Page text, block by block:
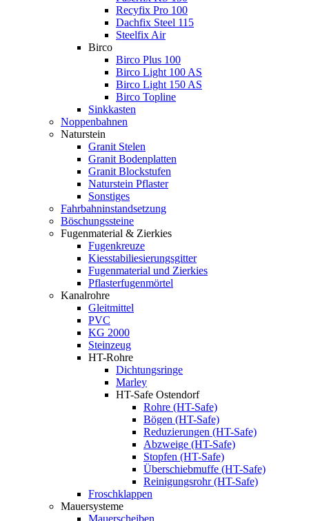
Recyfix Pro 100
Dachfix Steel 115
Steelfix Air
Birco
Birco Plus 100
Birco Light 100 AS
Birco Light 150 AS
Birco Topline
Sinkkasten
Noppenbahnen
Naturstein
Granit Stelen
Granit Bodenplatten
Granit Blockstufen
Naturstein Pflaster
Sonstiges
Fahrbahninstandsetzung
Böschungssteine
Fugenmaterial & Zierkies
Fugenkreuze
Kiesstabiliesierungsgitter
Fugenmaterial und Zierkies
Pflasterfugenmörtel
Kanalrohre
Gleitmittel
PVC
KG 2000
Steinzeug
HT-Rohre
Dichtungsringe
Marley
HT-Safe Ostendorf
Rohre (HT-Safe)
Bögen (HT-Safe)
Reduzierungen (HT-Safe)
Abzweige (HT-Safe)
Stopfen (HT-Safe)
Überschiebmuffe (HT-Safe)
Reinigungsrohr (HT-Safe)
Froschklappen
Mauersysteme
Mauerscheiben